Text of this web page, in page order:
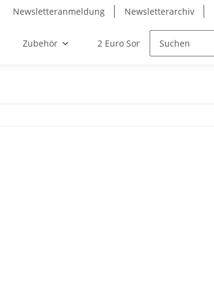
Newsletteranmeldung Newsletterarchiv
Zubehör 2 Euro Sondermünzen